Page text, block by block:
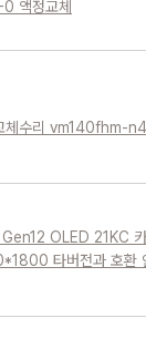
액정교체
체수리 vm140fhm-
OLED 21KC 카
타버전과 호환